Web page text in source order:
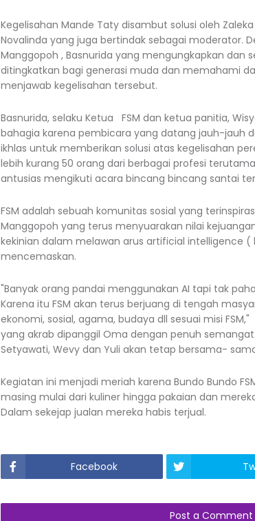
Kegelisahan Mande Taty disambut solusi oleh
Novalinda yang juga bertindak sebagai moderator.
Manggopoh , Basnurida yang mengungkapkan dan
ditingkatkan bagi generasi muda dan memahami
menjawab kegelisahan tersebut.
Basnurida, selaku Ketua FSM dan ketua panitia,
bahagia karena pembicara yang datang jauh-jauh
ikhlas untuk memberikan solusi atas kegelisahan
lebih kurang 50 orang dari berbagai profesi
antusias mengikuti acara bincang bincang santai
FSM adalah sebuah komunitas sosial yang
Manggopoh yang terus menyuarakan nilai
kekinian dalam melawan arus artificial intelligence
mencemaskan.
"Banyak orang pandai menggunakan AI tapi tak
Karena itu FSM akan terus berjuang di tengah
ekonomi, sosial, agama, budaya dll sesuai misi FSM,"
yang akrab dipanggil Oma dengan penuh
Setyawati, Wevy dan Yuli akan tetap bersama-
Kegiatan ini menjadi meriah karena Bundo Bundo
masing mulai dari kuliner hingga pakaian dan
Dalam sekejap jualan mereka habis terjual.
Facebook
Post a